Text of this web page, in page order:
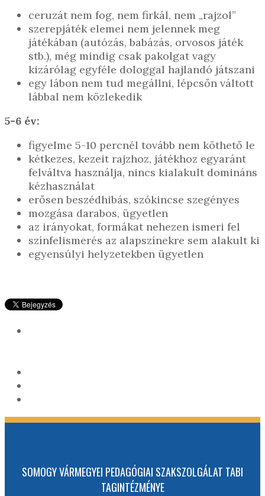
ceruzát nem fog, nem firkál, nem „rajzol”
szerepjáték elemei nem jelennek meg
játékában (autózás, babázás, orvosos játék
stb.), még mindig csak pakolgat vagy
kizárólag egyféle dologgal hajlandó játszani
egy lábon nem tud megállni, lépcsőn váltott
lábbal nem közlekedik
5-6 év:
figyelme 5-10 percnél tovább nem köthető le
kétkezes, kezeit rajzhoz, játékhoz egyaránt
felváltva használja, nincs kialakult domináns
kézhasználat
erősen beszédhibás, szókincse szegényes
mozgása darabos, ügyetlen
az irányokat, formákat nehezen ismeri fel
színfelismerés az alapszínekre sem alakult ki
egyensúlyi helyzetekben ügyetlen
SOMOGY VÁRMEGYEI PEDAGÓGIAI SZAKSZOLGÁLAT TABI
TAGINTÉZMÉNYE